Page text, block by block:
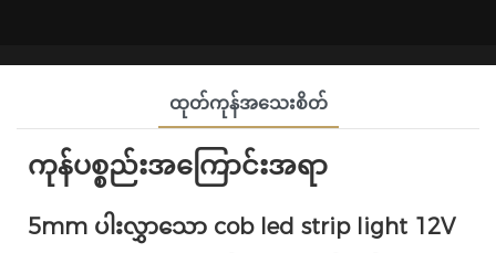
ထုတ်ကုန်အသေးစိတ်
ကုန်ပစ္စည်းအကြောင်းအရာ
5mm ပါးလွှာသော cob led strip light 12V